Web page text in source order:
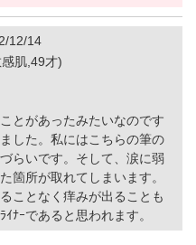
12/14
肌,49才)
とがあったみたいなのです
した。私にはこちらの筆の
らいです。そして、涙に弱
箇所が取れてしまいます。
ことなく痒みが出ることも
ﾅｰであると思われます。